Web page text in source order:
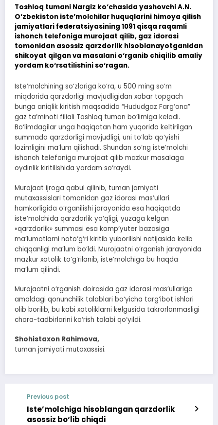
Toshloq tumani Nargiz ko‘chasida yashovchi A.N.
O‘zbekiston iste’molchilar huquqlarini himoya qilish
jamiyatlari federatsiyasining 1091 qisqa raqamli
ishonch telefoniga murojaat qilib, gaz idorasi
tomonidan asossiz qarzdorlik hisoblanayotganidan
shikoyat qilgan va masalani o‘rganib chiqilib amaliy
yordam ko‘rsatilishini so‘ragan.
Iste’molchining so‘zlariga ko‘ra, u 500 ming so‘m
miqdorida qarzdorligi mavjudligidan xabar topgach
bunga aniqlik kiritish maqsadida “Hududgaz Farg‘ona”
gaz ta’minoti filiali Toshloq tuman bo‘limiga keladi.
Bo‘limdagilar unga haqiqatan ham yuqorida keltirilgan
summada qarzdorligi mavjudligi, uni to‘lab qo‘yishi
lozimligini ma’lum qilishadi. Shundan so‘ng iste’molchi
ishonch telefoniga murojaat qilib mazkur masalaga
oydinlik kiritilishida yordam so‘raydi.
Murojaat ijroga qabul qilinib, tuman jamiyati
mutaxassislari tomonidan gaz idorasi mas’ullari
hamkorligida o‘rganilishi jarayonida esa haqiqatda
iste’molchida qarzdorlik yo‘qligi, yuzaga kelgan
«qarzdorlik» summasi esa komp’yuter bazasiga
ma’lumotlarni noto‘g‘ri kiritib yuborilishi natijasida kelib
chiqqanligi ma’lum bo‘ldi. Murojaatni o‘rganish jarayonida
mazkur xatolik to‘g‘rilanib, iste’molchiga bu haqda
ma’lum qilindi.
Murojaatni o‘rganish doirasida gaz idorasi mas’ullariga
amaldagi qonunchilik talablari bo‘yicha targ‘ibot ishlari
olib borilib, bu kabi xatoliklarni kelgusida takrorlanmasligi
chora-tadbirlarini ko‘rish talabi qo‘yildi.
Shohistaxon Rahimova,
tuman jamiyati mutaxassisi.
Previous post
Iste’molchiga hisoblangan qarzdorlik
asossiz bo‘lib chiqdi